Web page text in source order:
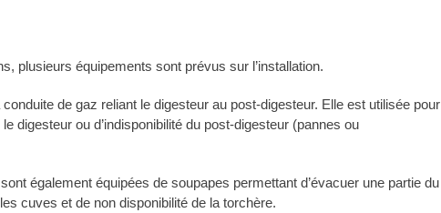
plusieurs équipements sont prévus sur l’installation.
de gaz reliant le digesteur au post-digesteur. Elle est utilisée pour
digesteur ou d’indisponibilité du post-digesteur (pannes ou
également équipées de soupapes permettant d’évacuer une partie du
cuves et de non disponibilité de la torchère.